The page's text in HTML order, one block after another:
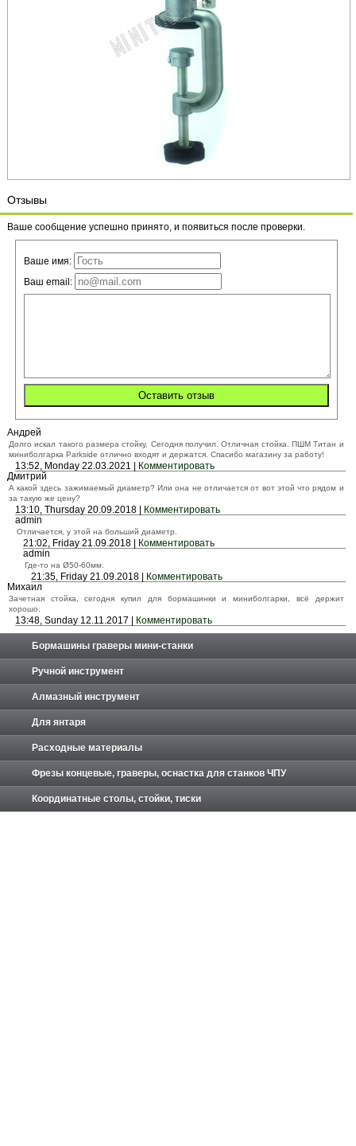
Отзывы
Ваше сообщение успешно принято, и появиться после проверки.
Ваше имя:
Ваш email:
Андрей
Долго искал такого размера стойку. Сегодня получил. Отличная стойка. ПШМ Титан и
миниболгарка Parkside отлично входят и держатся. Спасибо магазину за работу!
13:52, Monday 22.03.2021 |
Комментировать
Дмитрий
А какой здесь зажимаемый диаметр? Или она не отличается от вот этой что рядом и
за такую же цену?
13:10, Thursday 20.09.2018 |
Комментировать
admin
Отличается, у этой на больший диаметр.
21:02, Friday 21.09.2018 |
Комментировать
admin
Где-то на Ø50-60мм.
21:35, Friday 21.09.2018 |
Комментировать
Михаил
Зачетная стойка, сегодня купил для бормашинки и миниболгарки, всё держит
хорошо.
13:48, Sunday 12.11.2017 | Комментировать
Бормашины граверы мини-станки
Ручной инструмент
Алмазный инструмент
Для янтаря
Расходные материалы
Фрезы концевые, граверы, оснастка для станков ЧПУ
Координатные столы, стойки, тиски